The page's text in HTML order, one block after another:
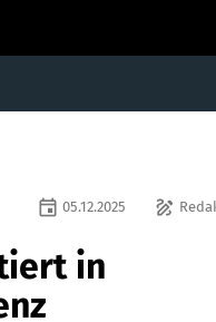
draw
event 05.12.2025
in